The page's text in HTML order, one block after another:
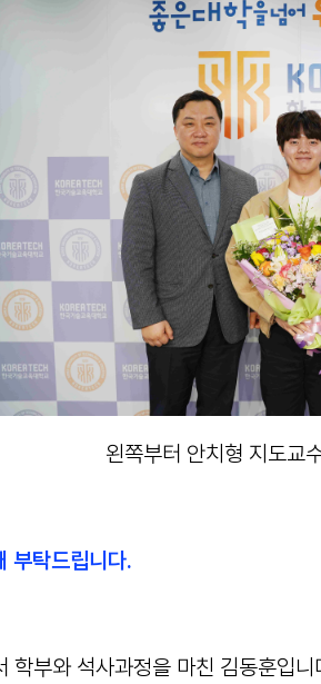
왼쪽부터 안치형 지도교
부탁드립니다.
학부와 석사과정을 마친 김동훈입